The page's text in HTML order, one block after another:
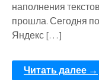
наполнения
прошла. Сегодня
Яндекс […]
Читать далее →